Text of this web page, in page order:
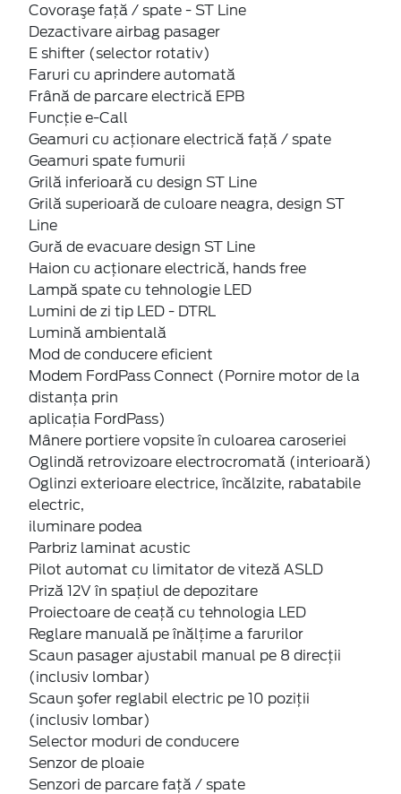
Covoraşe faţă / spate - ST Line
Dezactivare airbag pasager
E shifter (selector rotativ)
Faruri cu aprindere automată
Frână de parcare electrică EPB
Funcție e-Call
Geamuri cu acţionare electrică faţă / spate
Geamuri spate fumurii
Grilă inferioară cu design ST Line
Grilă superioară de culoare neagra, design ST
Line
Gură de evacuare design ST Line
Haion cu acţionare electrică, hands free
Lampă spate cu tehnologie LED
Lumini de zi tip LED - DTRL
Lumină ambientală
Mod de conducere eficient
Modem FordPass Connect (Pornire motor de la
distanța prin
aplicația FordPass)
Mânere portiere vopsite în culoarea caroseriei
Oglindă retrovizoare electrocromată (interioară)
Oglinzi exterioare electrice, încălzite, rabatabile
electric,
iluminare podea
Parbriz laminat acustic
Pilot automat cu limitator de viteză ASLD
Priză 12V în spaţiul de depozitare
Proiectoare de ceaţă cu tehnologia LED
Reglare manuală pe înălţime a farurilor
Scaun pasager ajustabil manual pe 8 direcţii
(inclusiv lombar)
Scaun şofer reglabil electric pe 10 poziții
(inclusiv lombar)
Selector moduri de conducere
Senzor de ploaie
Senzori de parcare faţă / spate